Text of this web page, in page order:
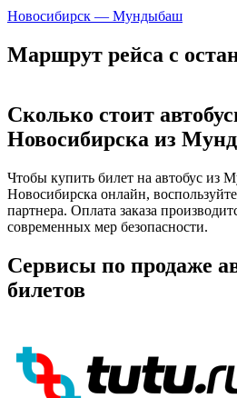
Новосибирск — Мундыбаш
Маршрут рейса с
Сколько стоит
Новосибирска из
Чтобы купить билет на автобус из
Новосибирска онлайн,
партнера. Оплата заказа
современных мер безопасности.
Сервисы по продаже
билетов